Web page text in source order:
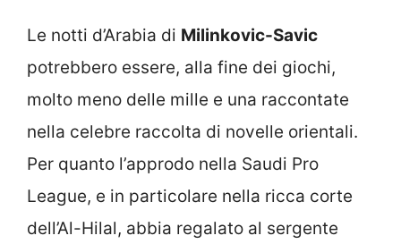
Le notti d’Arabia di Milinkovic-Savic
potrebbero essere, alla fine dei giochi,
molto meno delle mille e una raccontate
nella celebre raccolta di novelle orientali.
Per quanto l’approdo nella Saudi Pro
League, e in particolare nella ricca corte
dell’Al-Hilal, abbia regalato al sergente